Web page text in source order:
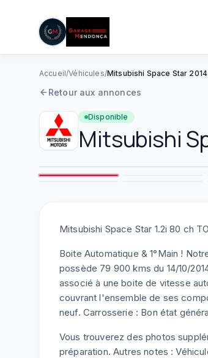
Aller au contenu principal
Accueil/Véhicules/Mitsubishi Space Star 2014
Retour aux annonces
Disponible
Mitsubishi
7
Mitsubishi Space Star 1.2i 80 ch
Boite Automatique & 1°Main !
possède 79 900 kms du 14/10/
associé à une boite de vitesse
couvrant l'ensemble de ses
neuf. Carrosserie : Bon état
Vous trouverez des photos
préparation. Autres notes :